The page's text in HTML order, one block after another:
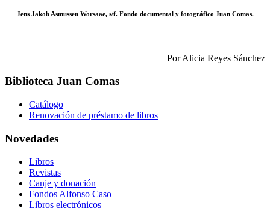
Jens Jakob Asmussen Worsaae, s/f. Fondo documental y fotográfico Juan Comas.
Por Alicia Reyes Sánchez
Biblioteca Juan Comas
Catálogo
Renovación de préstamo de libros
Novedades
Libros
Revistas
Canje y donación
Fondos Alfonso Caso
Libros electrónicos